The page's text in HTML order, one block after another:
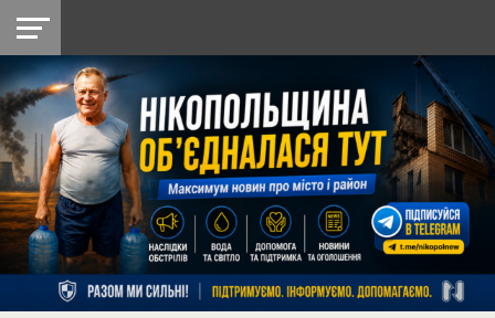
НІКОПОЛЬ
РАЙОН
СІЧЕСЛАВСЬКА
УКРАЇНА
РЕТРО
НІКОПОЛЬ
ЛАЙТ
УКРАЇНА
ДОПОМОГА
РАДІО